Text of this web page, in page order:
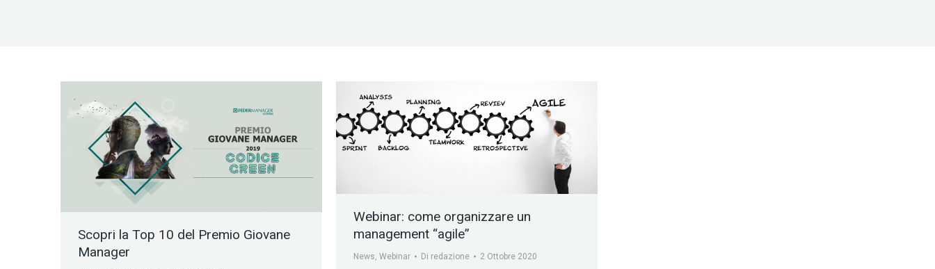
Scopri la Top 10 del Premio Giovane
Manager
Webinar: come organizzare un
management “agile”
News, Webinar Di redazione 2 Ottobre 2020